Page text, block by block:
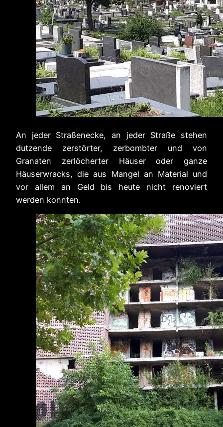
An jeder Straßenecke, an jeder Straße stehen
dutzende zerstörter, zerbombter und von
Granaten zerlöcherter Häuser oder ganze
Häuserwracks, die aus Mangel an Material und
vor allem an Geld bis heute nicht renoviert
werden konnten.